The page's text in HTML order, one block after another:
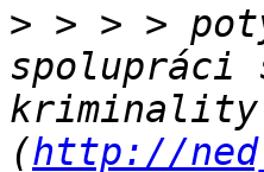
> > > >
spolupráci
kriminality
(http://